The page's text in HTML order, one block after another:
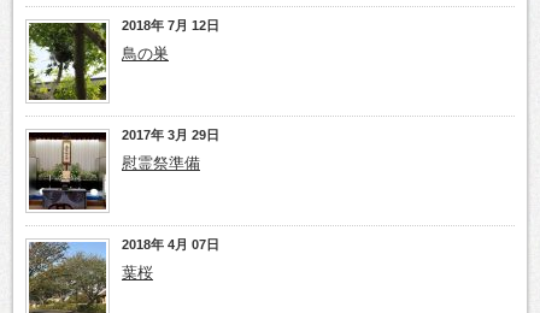
2018年 7月 12日
鳥の巣
2017年 3月 29日
慰霊祭準備
2018年 4月 07日
葉桜